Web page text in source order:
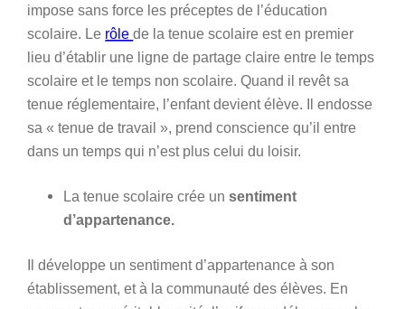
impose sans force les préceptes de l’éducation
scolaire. Le rôlede la tenue scolaire est en premier
lieu d’établir une ligne de partage claire entre le temps
scolaire et le temps non scolaire. Quand il revêt sa
tenue réglementaire, l’enfant devient élève. Il endosse
sa « tenue de travail », prend conscience qu’il entre
dans un temps qui n’est plus celui du loisir.
La tenue scolaire crée unsentiment
d’appartenance.
Il développe un sentiment d’appartenance à son
établissement, et à la communauté des élèves. En